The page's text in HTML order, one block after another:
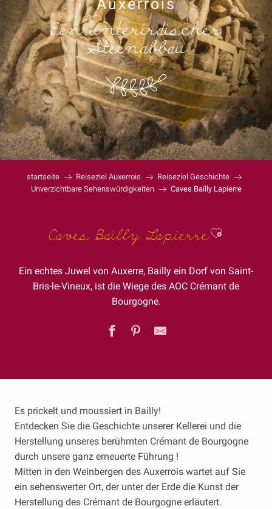
Auxerrois
Ein unterirdischer
Steinabbau
startseite Reiseziel Auxerrois
Reiseziel Geschichte
Unverzichtbare Sehenswürdigkeiten
Caves Bailly Lapierre
Caves Bailly LapierreAjouter
Ein echtes Juwel von Auxerre, Bailly ein Dorf von Saint-
Bris-le-Vineux, ist die Wiege des AOC Crémant de
Bourgogne.
Es prickelt und moussiert in Bailly!
Entdecken Sie die Geschichte unserer Kellerei und die
Herstellung unseres berühmten Crémant de Bourgogne
durch unsere ganz erneuerte Führung !
Mitten in den Weinbergen des Auxerrois wartet auf Sie
ein sehenswerter Ort, der unter der Erde die Kunst der
Herstellung des Crémant de Bourgogne erläutert.